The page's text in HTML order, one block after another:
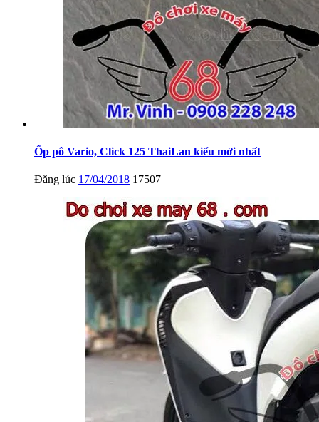
Ốp pô Vario, Click 125 ThaiLan kiểu mới nhất
Đăng lúc 17/04/2018 17507